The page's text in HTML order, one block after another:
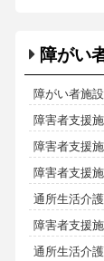
障がい
障がい者施
障害者支援
障害者支援
障害者支援
通所生活介
障害者支援
通所生活介